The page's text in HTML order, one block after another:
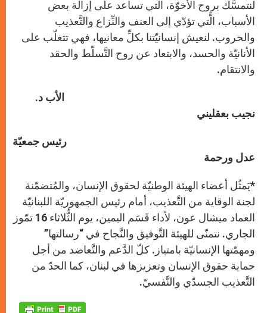
لنتمسَّك بروح الأخوّة، الَّتي تساعد على إزالة بعض
الأسباب، الَّتي تؤدّي إلى العنف والنِّزاع والتَّعذيب
والحروب. لنعيش إنسانيّتنا بكلِّ معانيها، فهي تتغلّب على
الأنانيّة والحسد، والابتعاد عن روح التَّسلّط والحقد
والانتقام.
الأب د.
نجيب بعقليني
رئيس جمعيّة
عدل ورحمة
*يَمثُل أعضاء الهيئة الوطنيّة لحقوق الإنسان، والمُتضمّنة
لجنة الوقاية من التَّعذيب، أمام رئيس الجمهوريّة اللبنانيّة
العماد ميشال عون، لأداء قَسَم اليمين، يوم الثُّلاثاء 16 تمّوز
الجاري. نتمنّى للهيئة التَّوفيق والنَّجاح في “رسالتها”
ومهمّتها الإنسانيّة بامتياز. كلّ الدَّعم والتَّعاضد من أجل
حماية حقوق الإنسان وتعزيزها في لبنان، كما الحدّ من
التَّعذيب الجسدّي والنَّفسيّ.